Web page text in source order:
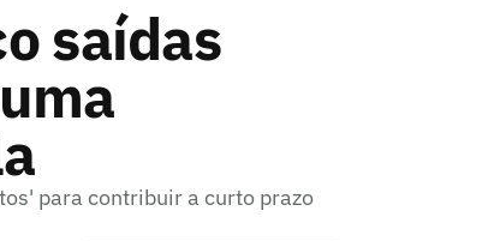
saídas
para contribuir a curto prazo